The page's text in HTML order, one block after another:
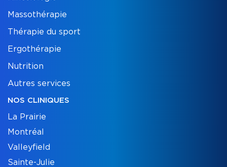
Massothérapie
Thérapie du sport
Ergothérapie
Nutrition
Autres services
NOS CLINIQUES
La Prairie
Montréal
Valleyfield
Sainte-Julie